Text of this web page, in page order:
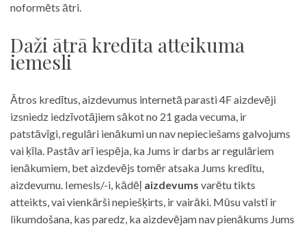
noformēts ātri.
Daži ātrā kredīta atteikuma
iemesli
Ātros kredītus, aizdevumus internetā parasti 4F aizdevēji
izsniedz iedzīvotājiem sākot no 21 gada vecuma, ir
patstāvīgi, regulāri ienākumi un nav nepieciešams galvojums
vai ķīla. Pastāv arī iespēja, ka Jums ir darbs ar regulāriem
ienākumiem, bet aizdevējs tomēr atsaka Jums kredītu,
aizdevumu. Iemesls/-i, kādēļ aizdevums varētu tikts
atteikts, vai vienkārši nepiešķirts, ir vairāki. Mūsu valstī ir
likumdošana, kas paredz, ka aizdevējam nav pienākums Jums